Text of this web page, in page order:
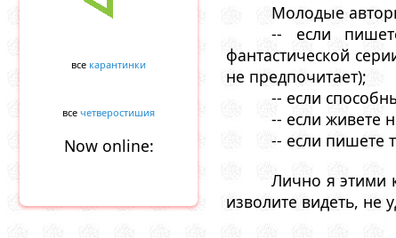
все карантинки
все четверостишия
Now online:
Молодые
-- если
фантастической
не предпочитает);
-- если
-- если живете
-- если пишете
Лично я этими
изволите видеть, не